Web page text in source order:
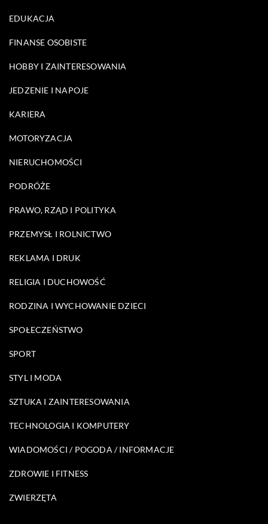
EDUKACJA
FINANSE OSOBISTE
HOBBY I ZAINTERESOWANIA
JEDZENIE I NAPOJE
KARIERA
MOTORYZACJA
NIERUCHOMOŚCI
PODRÓŻE
PRAWO, RZĄD I POLITYKA
PRZEMYSŁ I ROLNICTWO
REKLAMA I DRUK
RELIGIA I DUCHOWOŚĆ
RODZINA I WYCHOWANIE DZIECI
SPOŁECZEŃSTWO
SPORT
STYL I MODA
SZTUKA I ZAINTERESOWANIA
TECHNOLOGIA I KOMPUTERY
WIADOMOŚCI / POGODA / INFORMACJE
ZDROWIE I FITNESS
ZWIERZĘTA